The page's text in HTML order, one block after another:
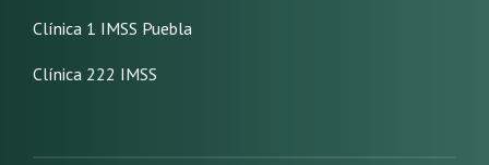
Clínica 1 IMSS Puebla
Clínica 222 IMSS